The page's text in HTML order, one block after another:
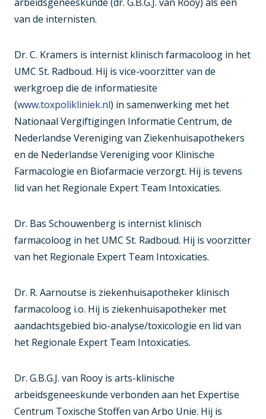
van de internisten.
Dr. C. Kramers is internist klinisch farmacoloog in het
UMC St. Radboud. Hij is vice-voorzitter van de
werkgroep die de informatiesite
(www.toxpolikliniek.nl) in samenwerking met het
Nationaal Vergiftigingen Informatie Centrum, de
Nederlandse Vereniging van Ziekenhuisapothekers
en de Nederlandse Vereniging voor Klinische
Farmacologie en Biofarmacie verzorgt. Hij is tevens
lid van het Regionale Expert Team Intoxicaties.
Dr. Bas Schouwenberg is internist klinisch
farmacoloog in het UMC St. Radboud. Hij is voorzitter
van het Regionale Expert Team Intoxicaties.
Dr. R. Aarnoutse is ziekenhuisapotheker klinisch
farmacoloog i.o. Hij is ziekenhuisapotheker met
aandachtsgebied bio-analyse/toxicologie en lid van
het Regionale Expert Team Intoxicaties.
Dr. G.B.G.J. van Rooy is arts-klinische
arbeidsgeneeskunde verbonden aan het Expertise
Centrum Toxische Stoffen van Arbo Unie. Hij is